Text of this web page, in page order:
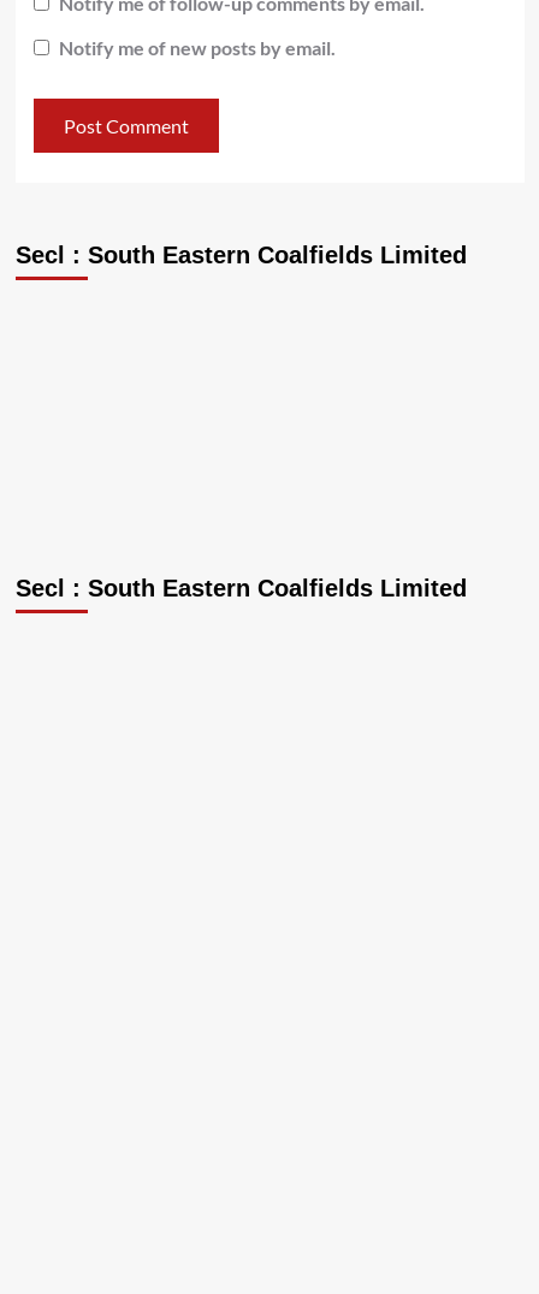
Notify me of new posts by email.
Secl : South Eastern Coalfields Limited
Secl : South Eastern Coalfields Limited